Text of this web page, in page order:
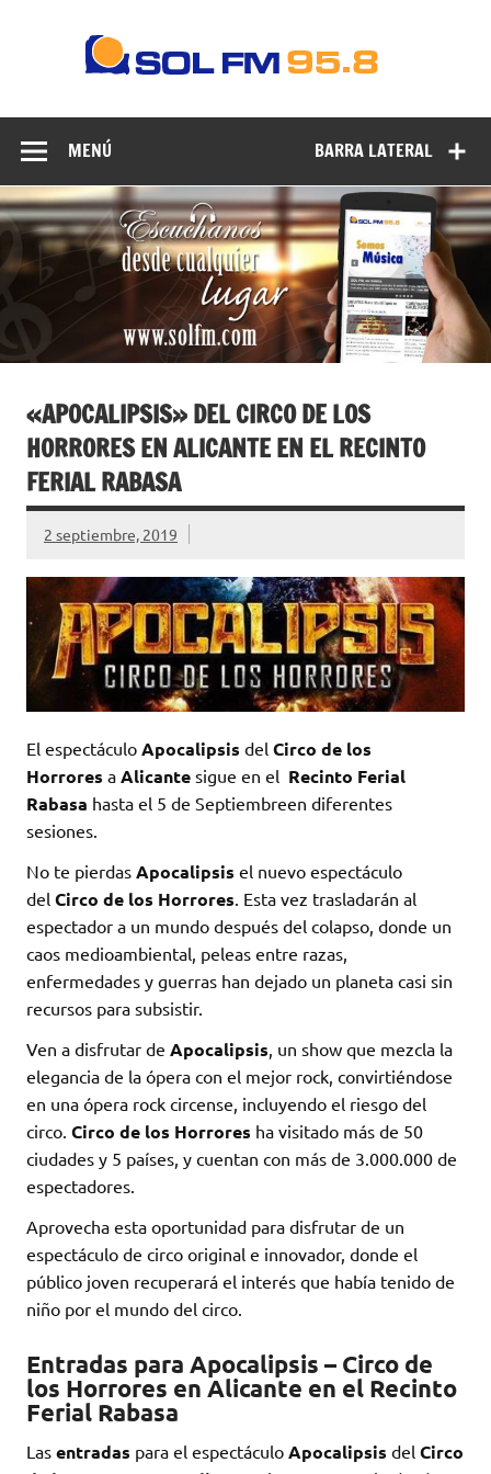
95.8
FM
Radio en Vega Baja y Radio en el Medio Vinalopó
BARRA LATERAL
MENÚ
«APOCALIPSIS» DEL CIRCO DE LOS
HORRORES EN ALICANTE EN EL RECINTO
FERIAL RABASA
2 septiembre, 2019
El espectáculo Apocalipsis del Circo de los
Horrores a Alicante sigue en el Recinto Ferial
Rabasa hasta el 5 de Septiembreen diferentes
sesiones.
No te pierdas Apocalipsis el nuevo espectáculo
del Circo de los Horrores. Esta vez trasladarán al
espectador a un mundo después del colapso, donde un
caos medioambiental, peleas entre razas,
enfermedades y guerras han dejado un planeta casi sin
recursos para subsistir.
Ven a disfrutar de Apocalipsis, un show que mezcla la
elegancia de la ópera con el mejor rock, convirtiéndose
en una ópera rock circense, incluyendo el riesgo del
circo. Circo de los Horrores ha visitado más de 50
ciudades y 5 países, y cuentan con más de 3.000.000 de
espectadores.
Aprovecha esta oportunidad para disfrutar de un
espectáculo de circo original e innovador, donde el
público joven recuperará el interés que había tenido de
niño por el mundo del circo.
Entradas para Apocalipsis – Circo de
los Horrores en Alicante en el Recinto
Ferial Rabasa
Las entradas para el espectáculo Apocalipsis del Circo